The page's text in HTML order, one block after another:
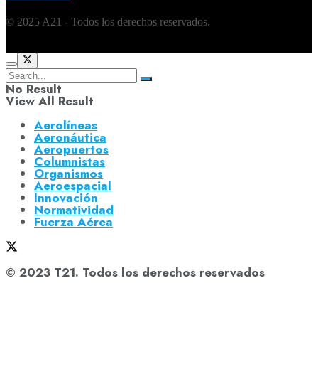
© 2025 A21 - Todos los derechos reservados.
No Result
View All Result
Aerolíneas
Aeronáutica
Aeropuertos
Columnistas
Organismos
Aeroespacial
Innovación
Normatividad
Fuerza Aérea
© 2023 T21. Todos los derechos reservados